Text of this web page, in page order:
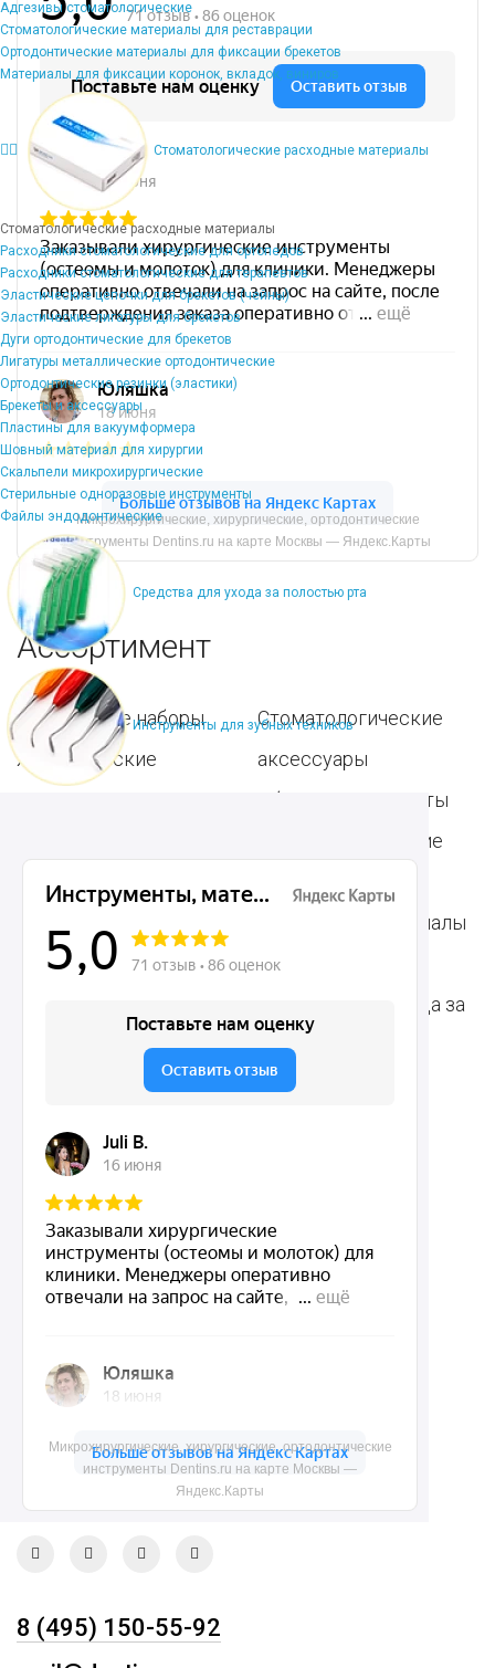
Адгезивы стоматологические
Стоматологические материалы для реставрации
Ортодонтические материалы для фиксации брекетов
Материалы для фиксации коронок, вкладок, виниров
Стоматологические расходные материалы
Стоматологические расходные материалы
Расходники стоматологические для ортопедов
Расходники стоматологические для терапевтов
Эластические цепочки для брекетов (чейны)
Эластические лигатуры для брекетов
Дуги ортодонтические для брекетов
Лигатуры металлические ортодонтические
Ортодонтические резинки (эластики)
Брекеты и аксессуары
Пластины для вакуумформера
Шовный материал для хирургии
Скальпели микрохирургические
Стерильные одноразовые инструменты
Файлы эндодонтические
Средства для ухода за полостью рта
Инструменты для зубных техников
Микрохирургические, хирургические, ортодонтические
инструменты Dentins.ru на карте Москвы —
Яндекс.Карты
Микрохирургические, хирургические, ортодонтические
инструменты Dentins.ru на карте Москвы — Яндекс.Карты
Ассортимент
Популярные наборы
Хирургические
инструменты
инструменты
Ортопедические
инструменты
Стоматологические
аксессуары
Общие инструменты
Стоматологические
Расходные материалы
для стоматологии
Средства для ухода за
полостью рта
Зубным техникам
Dentins.ru
Акции
Политика конфиденциальности
Контакты
8 (495) 150-55-92